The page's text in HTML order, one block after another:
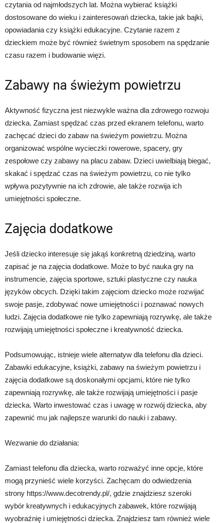
czytania od najmłodszych lat. Można wybierać książki
dostosowane do wieku i zainteresowań dziecka, takie jak bajki,
opowiadania czy książki edukacyjne. Czytanie razem z
dzieckiem może być również świetnym sposobem na spędzanie
czasu razem i budowanie więzi.
Zabawy na świeżym powietrzu
Aktywność fizyczna jest niezwykle ważna dla zdrowego rozwoju
dziecka. Zamiast spędzać czas przed ekranem telefonu, warto
zachęcać dzieci do zabaw na świeżym powietrzu. Można
organizować wspólne wycieczki rowerowe, spacery, gry
zespołowe czy zabawy na placu zabaw. Dzieci uwielbiają biegać,
skakać i spędzać czas na świeżym powietrzu, co nie tylko
wpływa pozytywnie na ich zdrowie, ale także rozwija ich
umiejętności społeczne.
Zajęcia dodatkowe
Jeśli dziecko interesuje się jakąś konkretną dziedziną, warto
zapisać je na zajęcia dodatkowe. Może to być nauka gry na
instrumencie, zajęcia sportowe, sztuki plastyczne czy nauka
języków obcych. Dzięki takim zajęciom dziecko może rozwijać
swoje pasje, zdobywać nowe umiejętności i poznawać nowych
ludzi. Zajęcia dodatkowe nie tylko zapewniają rozrywkę, ale także
rozwijają umiejętności społeczne i kreatywność dziecka.
Podsumowując, istnieje wiele alternatyw dla telefonu dla dzieci.
Zabawki edukacyjne, książki, zabawy na świeżym powietrzu i
zajęcia dodatkowe są doskonałymi opcjami, które nie tylko
zapewniają rozrywkę, ale także rozwijają umiejętności i pasje
dziecka. Warto inwestować czas i uwagę w rozwój dziecka, aby
zapewnić mu jak najlepsze warunki do nauki i zabawy.
Wezwanie do działania:
Zamiast telefonu dla dziecka, warto rozważyć inne opcje, które
mogą przynieść wiele korzyści. Zachęcam do odwiedzenia
strony https://www.decotrendy.pl/, gdzie znajdziesz szeroki
wybór kreatywnych i edukacyjnych zabawek, które rozwijają
wyobraźnię i umiejętności dziecka. Znajdziesz tam również wiele